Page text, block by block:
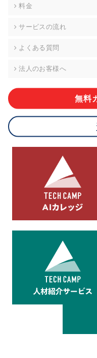
グなどの個人情報以外の
株式会社div 個人情報問合
メールアドレス
ご本人様が当社に個人情
応ができない場合があり
8.cookieにより取得・分
当社は第三者が運営する
ームからcookieにより収
析結果を取得し、これを
で、広告配信等の目的で
料金
サービスの流れ
よくある質問
法人のお客様へ
無料